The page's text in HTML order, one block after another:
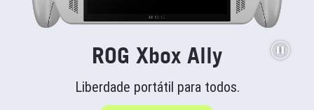
ROG Xbox Ally
Liberdade portátil para todos.